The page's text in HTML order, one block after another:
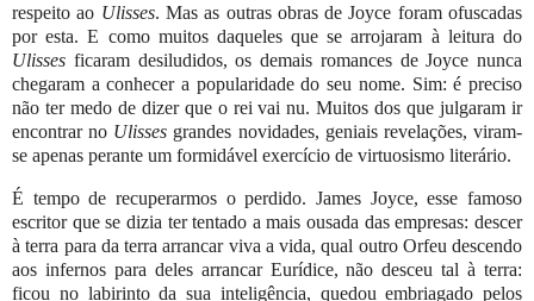
respeito ao Ulisses. Mas as outras obras de Joyce foram ofuscadas
por esta. E como muitos daqueles que se arrojaram à leitura do
Ulisses ficaram desiludidos, os demais romances de Joyce nunca
chegaram a conhecer a popularidade do seu nome. Sim: é preciso
não ter medo de dizer que o rei vai nu. Muitos dos que julgaram ir
encontrar no Ulisses grandes novidades, geniais revelações, viram-
se apenas perante um formidável exercício de virtuosismo literário.
É tempo de recuperarmos o perdido. James Joyce, esse famoso
escritor que se dizia ter tentado a mais ousada das empresas: descer
à terra para da terra arrancar viva a vida, qual outro Orfeu descendo
aos infernos para deles arrancar Eurídice, não desceu tal à terra:
ficou no labirinto da sua inteligência, quedou embriagado pelos